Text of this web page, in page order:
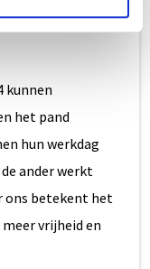
de sleutel ziek
kunnen
het pand
hun werkdag
ander werkt
ons betekent het
vrijheid en